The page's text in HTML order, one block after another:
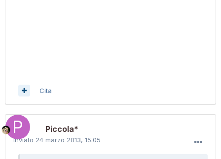
Cita
Piccola*
Inviato 24 marzo 2013, 15:05